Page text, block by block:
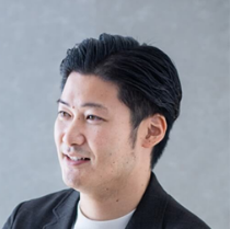
浜松店
053-430-5123
10:00〜19:00 水曜定休